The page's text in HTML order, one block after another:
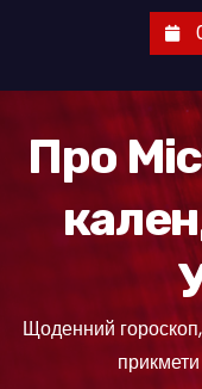
Про
Щоденний